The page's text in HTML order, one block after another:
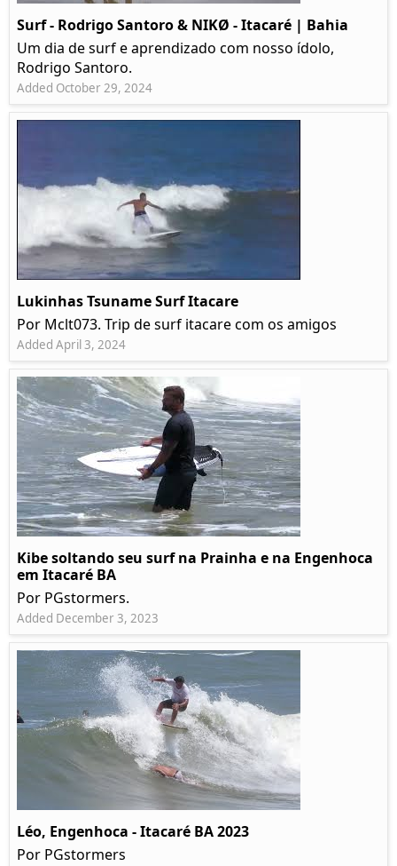
Surf - Rodrigo Santoro & NIKØ - Itacaré | Bahia
Um dia de surf e aprendizado com nosso ídolo,
Rodrigo Santoro.
Added October 29, 2024
Lukinhas Tsuname Surf Itacare
Por Mclt073. Trip de surf itacare com os amigos
Added April 3, 2024
Kibe soltando seu surf na Prainha e na Engenhoca
em Itacaré BA
Por PGstormers.
Added December 3, 2023
Léo, Engenhoca - Itacaré BA 2023
Por PGstormers